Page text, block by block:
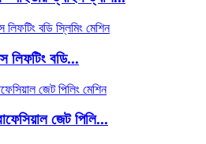
বডি...
জেট পিলি...